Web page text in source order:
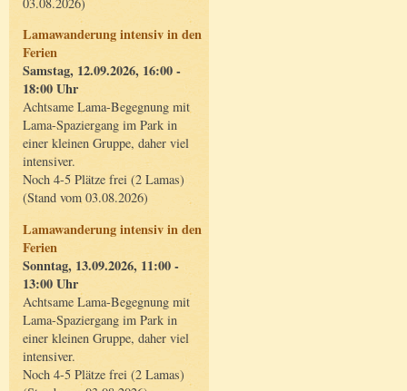
Lamawanderung intensiv in den
Ferien
Samstag, 12.09.2026, 16:00 -
18:00 Uhr
Achtsame Lama-Begegnung mit
Lama-Spaziergang im Park in
einer kleinen Gruppe, daher viel
intensiver.
Noch 4-5 Plätze frei (2 Lamas)
(Stand vom 03.08.2026)
Lamawanderung intensiv in den
Ferien
Sonntag, 13.09.2026, 11:00 -
13:00 Uhr
Achtsame Lama-Begegnung mit
Lama-Spaziergang im Park in
einer kleinen Gruppe, daher viel
intensiver.
Noch 4-5 Plätze frei (2 Lamas)